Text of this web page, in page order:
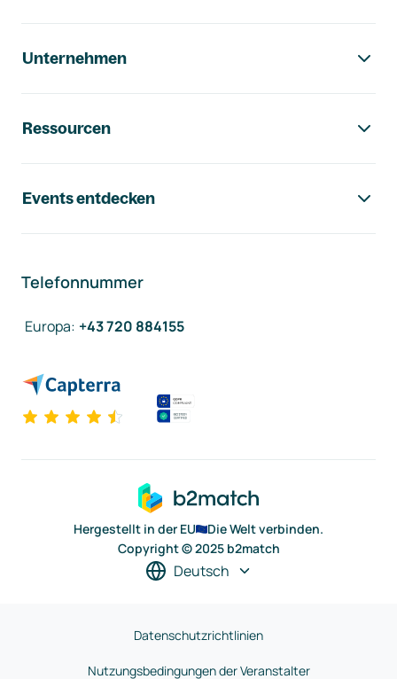
Unternehmen
Ressourcen
Events entdecken
Telefonnummer
Europa: +43 720 884155
Hergestellt in der EU
Die Welt verbinden.
Copyright © 2025 b2match
Deutsch
Datenschutzrichtlinien
Nutzungsbedingungen der Veranstalter